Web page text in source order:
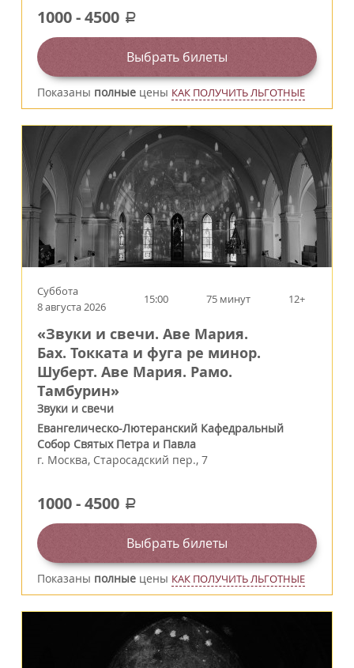
1000-4500 a
Выбрать билеты
Показаны полные цены КАК ПОЛУЧИТЬ ЛЬГОТНЫЕ
Суббота
8 августа 2026
15:00 75 минут 12+
«Звуки и свечи. Аве Мария.
Бах. Токката и фуга ре минор.
Шуберт. Аве Мария. Рамо.
Тамбурин»
Звуки и свечи
Евангелическо-Лютеранский Кафедральный
Собор Святых Петра и Павла
г. Москва, Старосадский пер., 7
1000-4500 a
Выбрать билеты
Показаны полные цены КАК ПОЛУЧИТЬ ЛЬГОТНЫЕ